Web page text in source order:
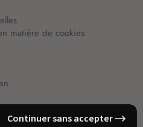
matière de cookies